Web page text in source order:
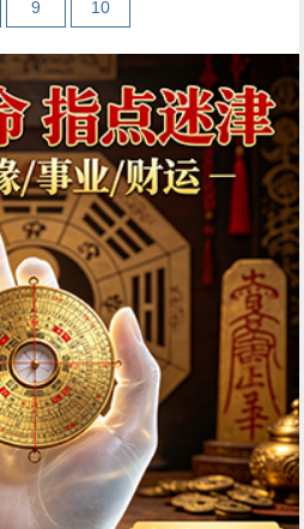
9 10